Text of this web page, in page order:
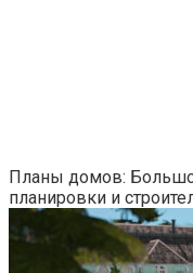
Планы домов:
планировки и